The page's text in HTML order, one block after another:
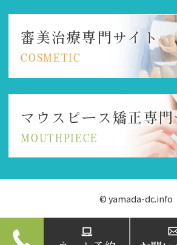
審美治療専門サイト
COSMETIC
マウスピース矯正 専門
MOUTHPIECE
© yamada-dc.info